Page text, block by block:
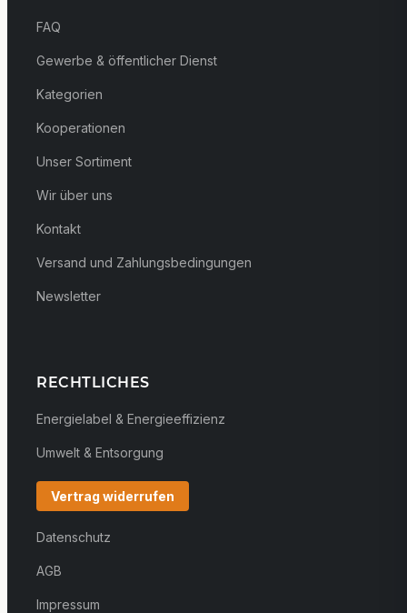
FAQ
Gewerbe & öffentlicher Dienst
Kategorien
Kooperationen
Unser Sortiment
Wir über uns
Kontakt
Versand und Zahlungsbedingungen
Newsletter
RECHTLICHES
Energielabel & Energieeffizienz
Umwelt & Entsorgung
Vertrag widerrufen
Datenschutz
AGB
Impressum